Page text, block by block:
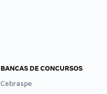
BANCAS DE CONCURSOS
Cebraspe